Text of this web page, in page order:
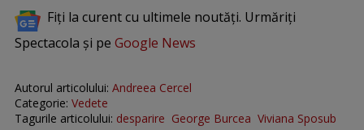
Fiți la curent cu ultimele noutăți. Urmăriți
Spectacola și pe Google News
Autorul articolului: Andreea Cercel
Categorie: Vedete
Tagurile articolului: desparire George Burcea Viviana Sposub